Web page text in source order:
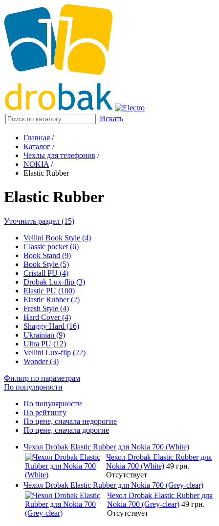
Искать
Главная /
Каталог /
Чехлы для телефонов /
NOKIA /
Elastic Rubber
Elastic Rubber
Уточнить раздел (15)
Vellini Book Style (4)
Classic pocket (6)
Book Stand (9)
Book Style (5)
Cristall PU (4)
Drobak Lux-flip (3)
Elastic PU (100)
Elastic Rubber (2)
Fresh Style (4)
Hard Cover (4)
Shaggy Hard (16)
Ukrainian (9)
Ultra PU (12)
Vellini Lux-flip (22)
Wonder (3)
Фильтр по параметрам
По популярности
По популярности
По рейтингу
По цене, сначала недорогие
По цене, сначала дорогие
Чехол Drobak Elastic Rubber для Nokia 700 (White)
Чехол Drobak Elastic Rubber для
Nokia 700 (White) 49 грн.
Отсутствует
Чехол Drobak Elastic Rubber для Nokia 700 (Grey-clear)
Чехол Drobak Elastic Rubber для
Nokia 700 (Grey-clear) 49 грн.
Отсутствует